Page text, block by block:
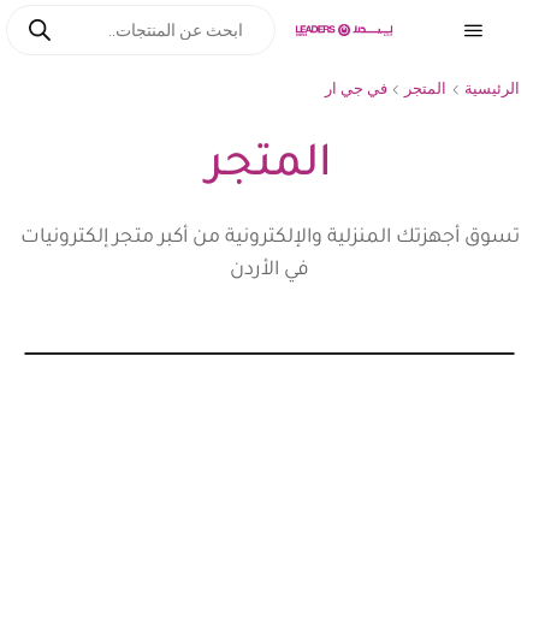
الرئيسية المتجر في جي ار
المتجر
تسوق أجهزتك المنزلية والإلكترونية من أكبر متجر إلكترونيات
في الأردن